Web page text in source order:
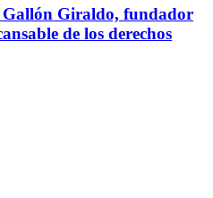
Gallón Giraldo, fundador
de los derechos